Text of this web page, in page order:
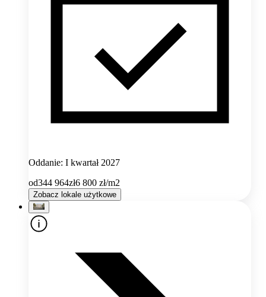
Oddanie: I kwartał 2027
od344 964zł6 800 zł/m2
Zobacz lokale użytkowe